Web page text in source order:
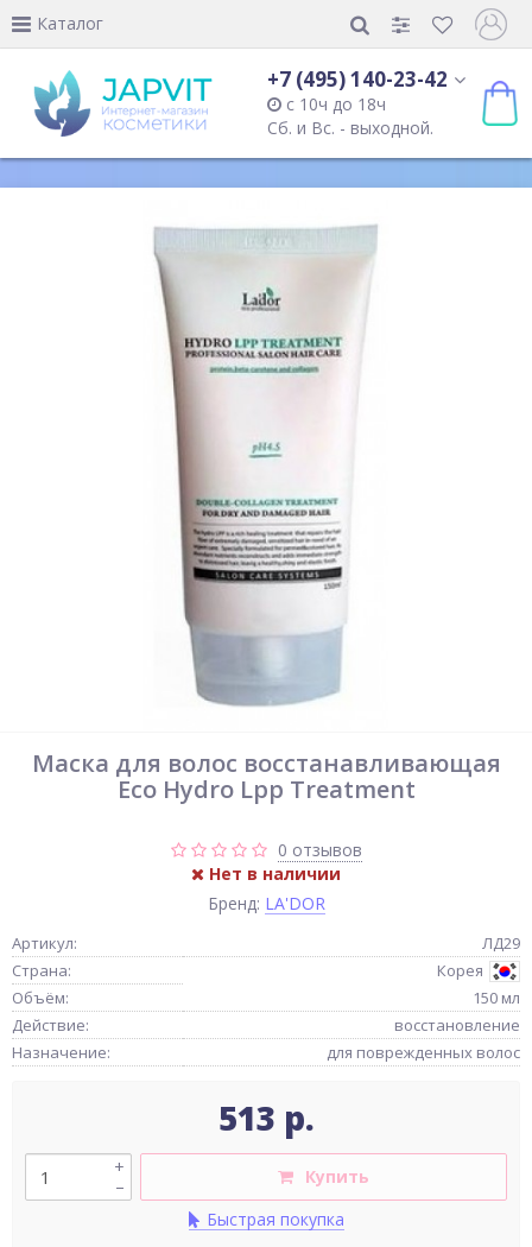
Каталог
+7 (495) 140-23-42
с 10ч до 18ч
Сб. и Вс. - выходной.
Маска для волос восстанавливающая
Eco Hydro Lpp Treatment
0 отзывов
Нет в наличии
Бренд: LA'DOR
Артикул:
ЛД29
Страна:
Корея
Объём:
150 мл
Действие:
восстановление
Назначение:
для поврежденных волос
513 р.
–
+
Купить
Быстрая покупка